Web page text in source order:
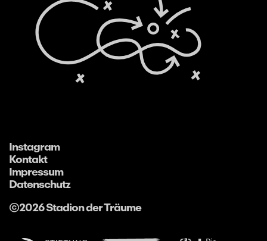
©2026 Stadion der Träume
Instagram
Kontakt
Impressum
Datenschutz